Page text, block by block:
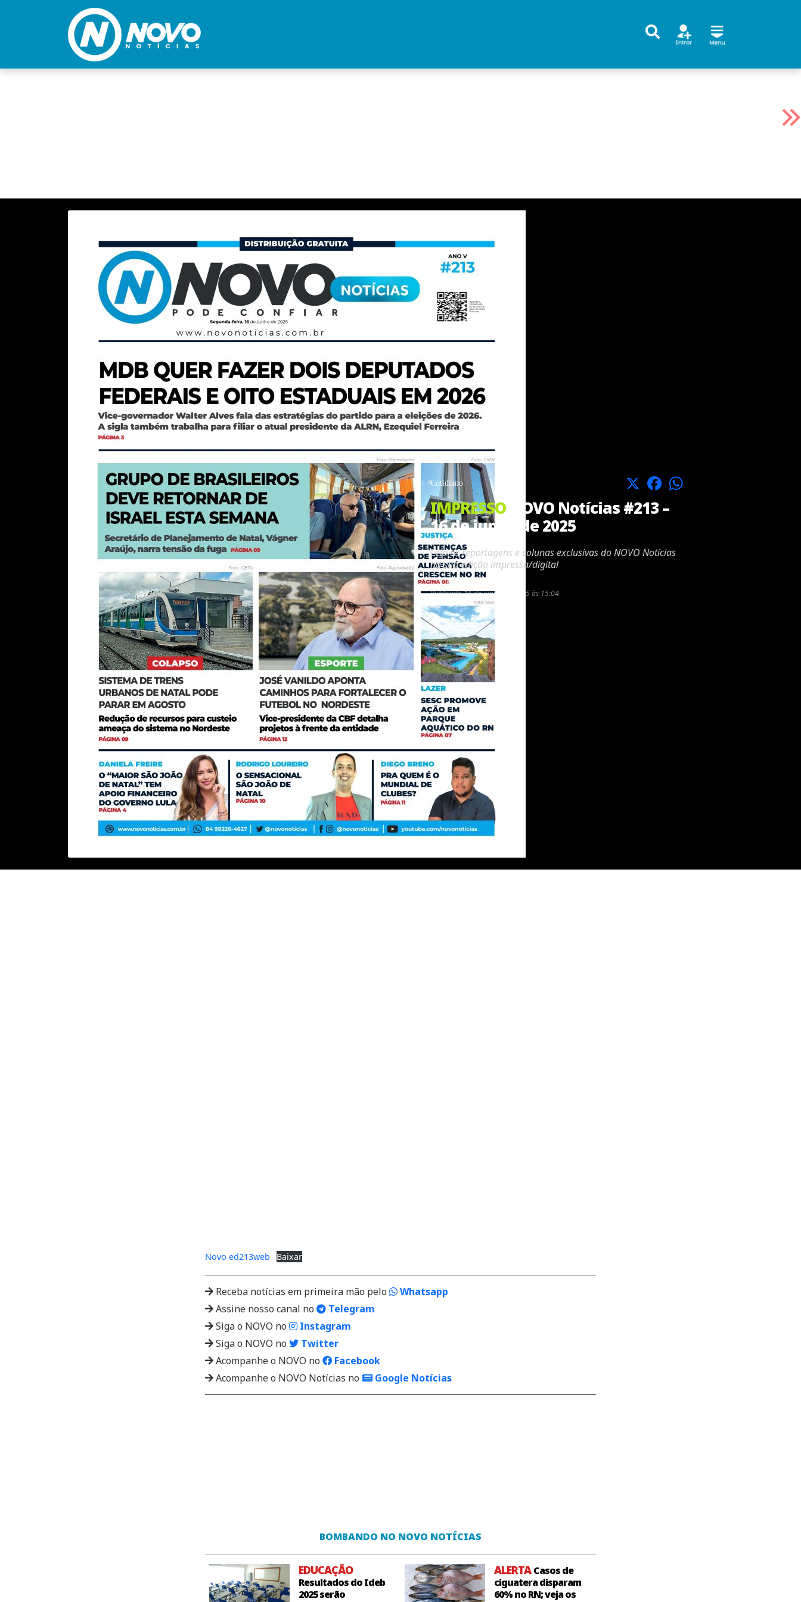
Cotidiano X Facebook
IMPRESSO NOVO Notícias #213 –
16 de junho de 2025
Leia as reportagens e colunas exclusivas do NOVO Notícias
na sua edição impressa/digital
por:NOVO Notícias
Publicado16 de junho de 2025 às 15:04
Novo ed213web Baixar
Receba notícias em primeira mão pelo
Whatsapp
Assine nosso canal no
Telegram
Siga o NOVO no
Instagram
Siga o NOVO no
Twitter
Acompanhe o NOVO no
Facebook
Acompanhe o NOVO Notícias no
Google Notícias
BOMBANDO NO NOVO NOTÍCIAS
EDUCAÇÃO
Resultados do Ideb
2025 serão
ALERTACasos de
ciguatera disparam
60% no RN; veja os